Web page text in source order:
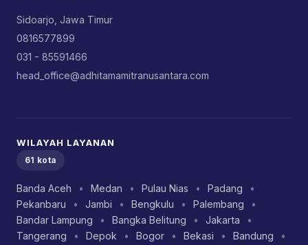
Sidoarjo, Jawa Timur
0816577899
031 - 85591466
head_office@adhitamamitranusantara.com
WILAYAH LAYANAN
61 kota
Banda Aceh • Medan • Pulau Nias • Padang
•
Pekanbaru
• Jambi • Bengkulu • Palembang
•
Bandar Lampung
• Bangka Belitung • Jakarta
•
Tangerang
• Depok • Bogor • Bekasi • Bandung •